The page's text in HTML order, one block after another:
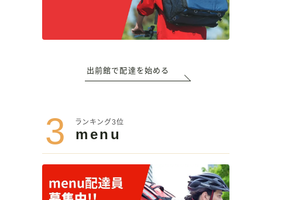
出前館で配達を始める
3 ランキング3位
menu